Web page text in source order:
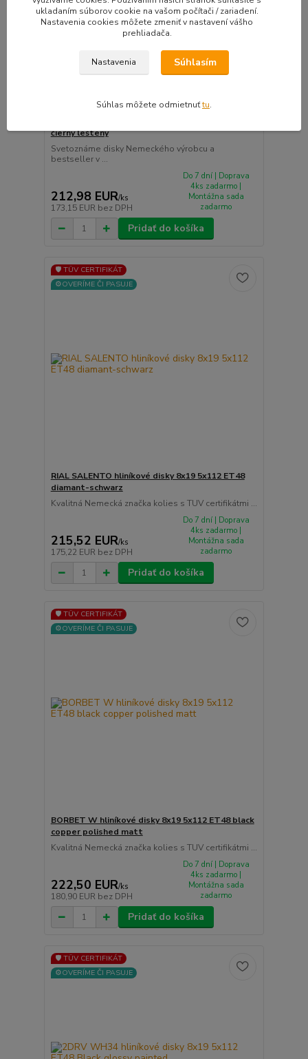
čierny leštený
Svetoznáme disky Nemeckého výrobcu a
bestseller v ...
212,98 EUR/ks
173,15 EUR bez DPH
Do 7 dní | Doprava
4ks zadarmo |
Montážna sada
zadarmo
Pridať do košíka
🛡️ TÜV CERTIFIKÁT
⚙️OVERÍME ČI PASUJE
RIAL SALENTO hliníkové disky 8x19 5x112 ET48
diamant-schwarz
Kvalitná Nemecká značka kolies s TUV certifikátmi ...
215,52 EUR/ks
175,22 EUR bez DPH
Do 7 dní | Doprava
4ks zadarmo |
Montážna sada
zadarmo
Pridať do košíka
🛡️ TÜV CERTIFIKÁT
⚙️OVERÍME ČI PASUJE
BORBET W hliníkové disky 8x19 5x112 ET48 black
copper polished matt
Kvalitná Nemecká značka kolies s TUV certifikátmi ...
222,50 EUR/ks
180,90 EUR bez DPH
Do 7 dní | Doprava
4ks zadarmo |
Montážna sada
zadarmo
Pridať do košíka
🛡️ TÜV CERTIFIKÁT
⚙️OVERÍME ČI PASUJE
ukladaním súborov cookie na vašom počítači / zariadení.
Nastavenia cookies môžete zmeniť v nastavení vášho
prehliadača.
Nastavenia Súhlasím
Súhlas môžete odmietnuťtu.